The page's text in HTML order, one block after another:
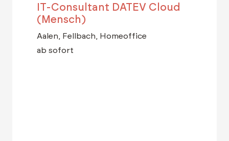
IT-Consultant DATEV Cloud
(Mensch)
Aalen, Fellbach, Homeoffice
ab sofort